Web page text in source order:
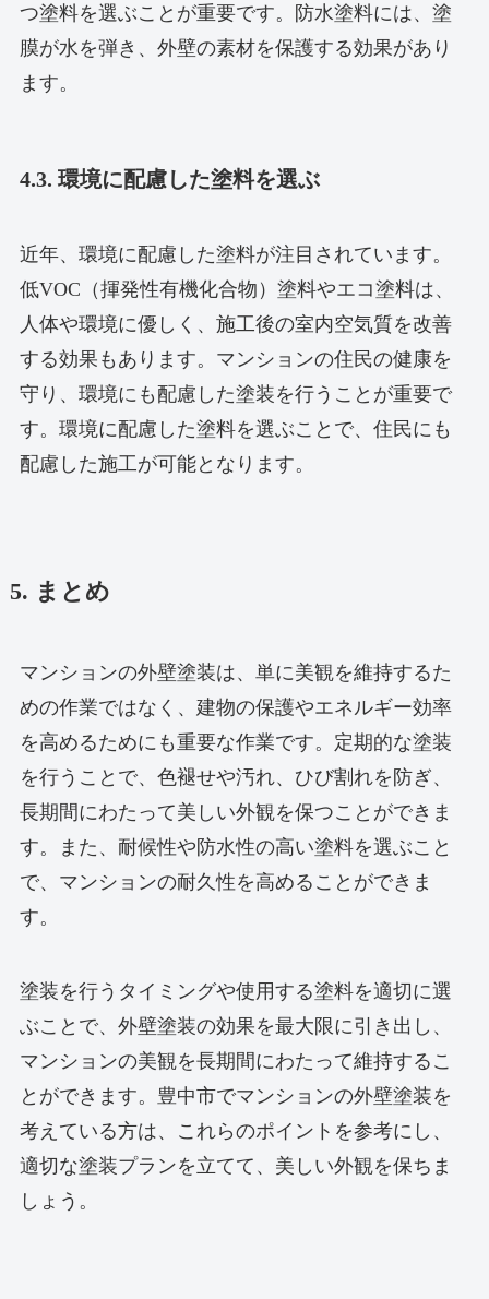
つ塗料を選ぶことが重要です。防水塗料には、塗
膜が水を弾き、外壁の素材を保護する効果があり
ます。
4.3. 環境に配慮した塗料を選ぶ
近年、環境に配慮した塗料が注目されています。
低VOC（揮発性有機化合物）塗料やエコ塗料は、
人体や環境に優しく、施工後の室内空気質を改善
する効果もあります。マンションの住民の健康を
守り、環境にも配慮した塗装を行うことが重要で
す。環境に配慮した塗料を選ぶことで、住民にも
配慮した施工が可能となります。
5. まとめ
マンションの外壁塗装は、単に美観を維持するた
めの作業ではなく、建物の保護やエネルギー効率
を高めるためにも重要な作業です。定期的な塗装
を行うことで、色褪せや汚れ、ひび割れを防ぎ、
長期間にわたって美しい外観を保つことができま
す。また、耐候性や防水性の高い塗料を選ぶこと
で、マンションの耐久性を高めることができま
す。
塗装を行うタイミングや使用する塗料を適切に選
ぶことで、外壁塗装の効果を最大限に引き出し、
マンションの美観を長期間にわたって維持するこ
とができます。豊中市でマンションの外壁塗装を
考えている方は、これらのポイントを参考にし、
適切な塗装プランを立てて、美しい外観を保ちま
しょう。